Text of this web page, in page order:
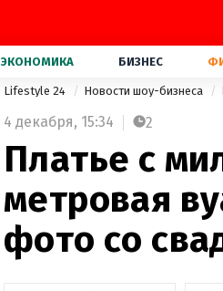
ЭКОНОМИКА БИЗНЕС
Lifestyle 24 Новости шоу-бизнеса
4 декабря, 15:34 2
Платье с
метровая
фото со